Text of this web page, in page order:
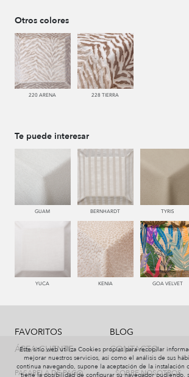
Otros colores
220 ARENA 228 TIERRA
Te puede interesar
GUAM BERNHARDT TYRIS
YUCA KENIA GOA VELVET
FAVORITOS
ÁREA CLIENTE
BLOG
CONTACTO
PASARELA DE PAGO SOBRE NOSOTROS
Este sitio web utiliza Cookies propias para recopilar
mejorar nuestros servicios, así como el análisis de sus
continua navegando, supone la aceptación de la instalación
tiene la posibilidad de configurar su navegador pudiendo,